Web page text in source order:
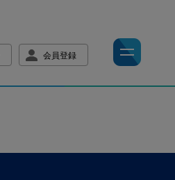
会員登録